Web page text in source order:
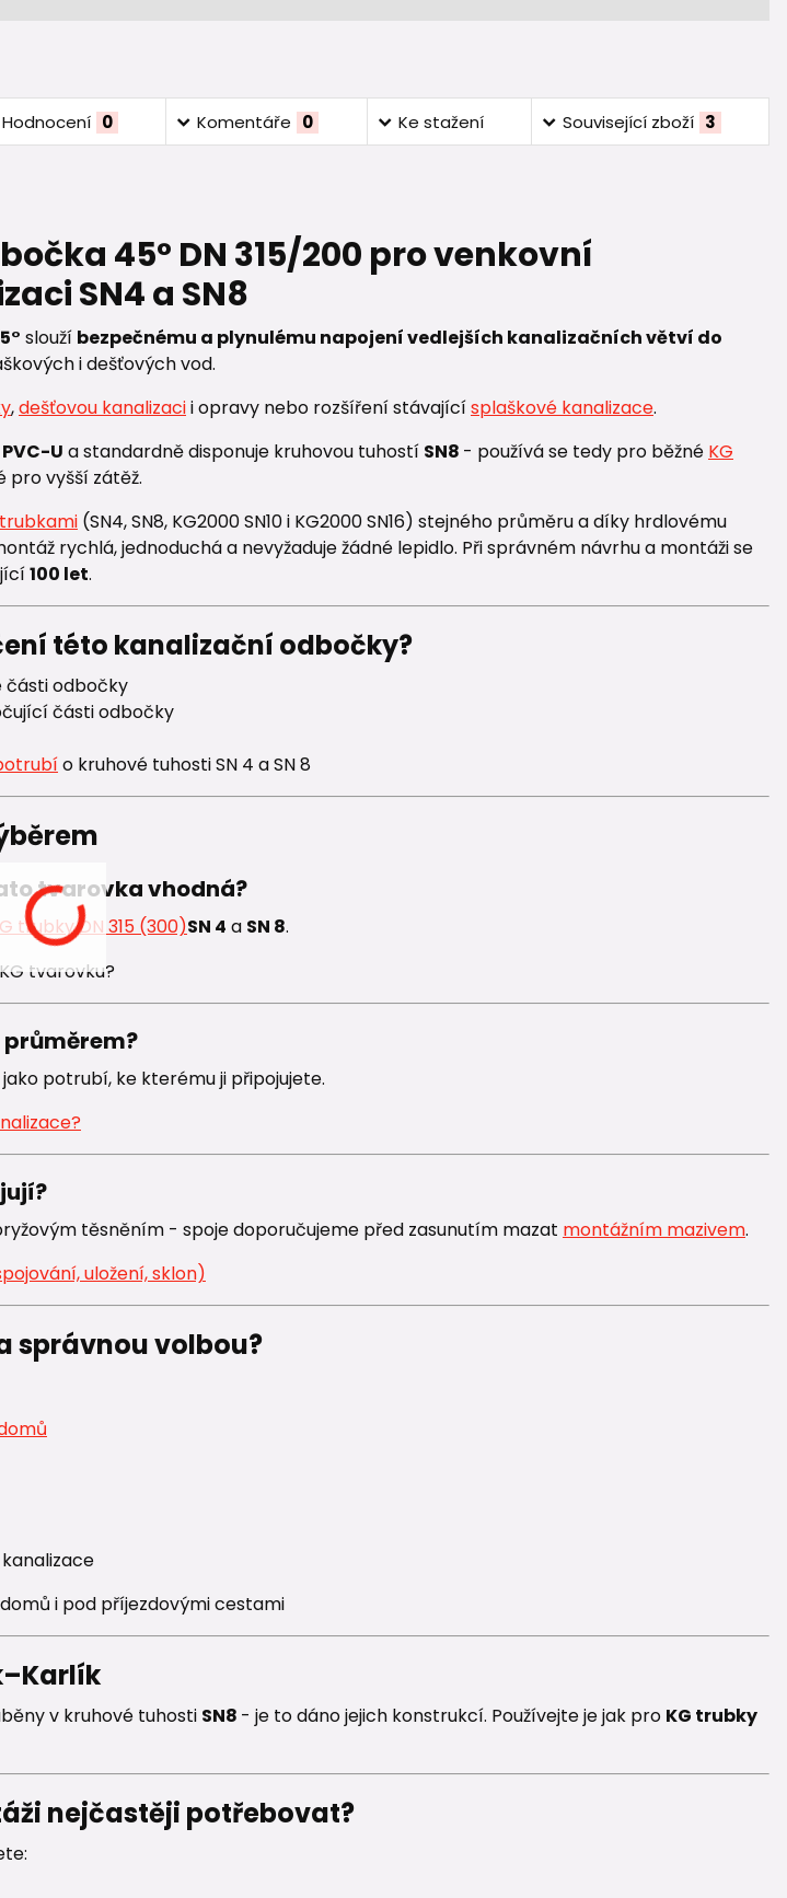
Hodnocení 0 Komentáře 0 Ke stažení Související zboží 3
45° DN 315/200 pro venkovní
SN4 a SN8
slouží bezpečnému a plynulému napojení vedlejších kanalizačních větví do
i dešťových vod.
,dešťovou kanalizacii opravy nebo rozšíření stávajícísplaškové kanalizace.
PVC-U a standardně disponuje kruhovou tuhostí SN8 - používá se tedy pro běžné KG
pro vyšší zátěž.
(SN4, SN8, KG2000 SN10 i KG2000 SN16) stejného průměru a díky hrdlovému
rychlá, jednoduchá a nevyžaduje žádné lepidlo. Při správném návrhu a montáži se
100 let.
této kanalizační odbočky?
části odbočky
části odbočky
o kruhové tuhosti SN 4 a SN 8
tvarovka vhodná?
trubky DN 315 (300)SN 4 a SN 8.
průměrem?
potrubí, ke kterému ji připojujete.
těsněním - spoje doporučujeme před zasunutím mazat montážním mazivem.
uložení, sklon)
správnou volbou?
i pod příjezdovými cestami
v kruhové tuhosti SN8 - je to dáno jejich konstrukcí. Používejte je jak pro KG trubky
nejčastěji potřebovat?